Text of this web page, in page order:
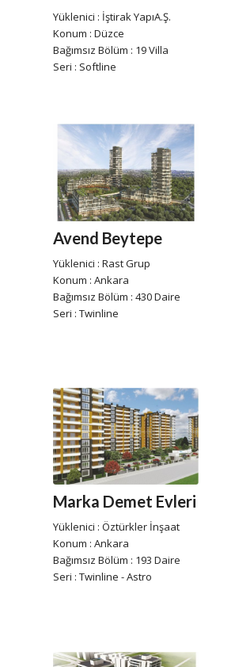
Yüklenici : İştirak YapıA.Ş.
Konum : Düzce
Bağımsız Bölüm : 19 Villa
Seri : Softline
Avend Beytepe
Yüklenici : Rast Grup
Konum : Ankara
Bağımsız Bölüm : 430 Daire
Seri : Twinline
Marka Demet Evleri
Yüklenici : Öztürkler İnşaat
Konum : Ankara
Bağımsız Bölüm : 193 Daire
Seri : Twinline - Astro